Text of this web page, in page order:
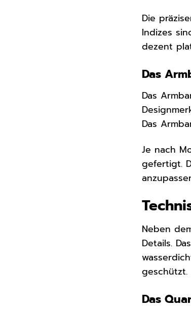
Die
Indizes
dezent
Das
Das
Das
Je nach
gefertigt.
Neben
Details.
geschützt.
Das